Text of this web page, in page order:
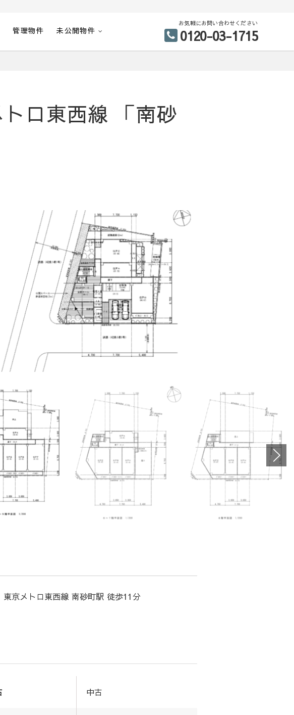
管理物件 未公開物件
お気軽にお問い合わせください
0120-03-1715
ロ東西線 「南砂
東京メトロ東西線 南砂町駅 徒歩11分
中古